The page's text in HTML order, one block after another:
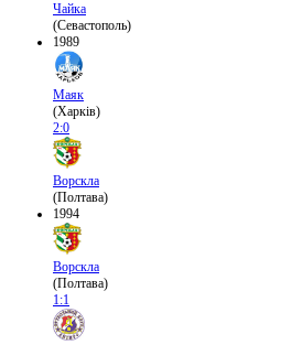
Чайка
(Севастополь)
1989
Маяк
(Харків)
2:0
Ворскла
(Полтава)
1994
Ворскла
(Полтава)
1:1